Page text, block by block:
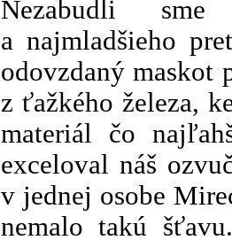
Nezabudli
a najmladšieho
odovzdaný maskot
z ťažkého železa,
materiál čo
exceloval náš
v jednej osobe
nemalo takú